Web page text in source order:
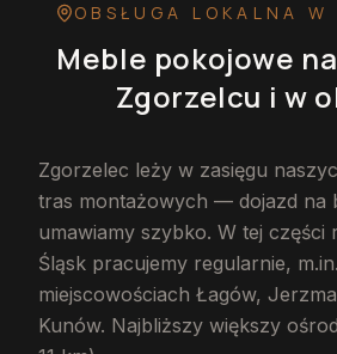
OBSŁUGA LOKALNA W
Meble pokojowe
Zgorzelcu i w
Zgorzelec leży w zasięgu
tras montażowych — dojazd na
umawiamy szybko. W tej części
Śląsk pracujemy regularnie,
miejscowościach Łagów,
Kunów. Najbliższy większy